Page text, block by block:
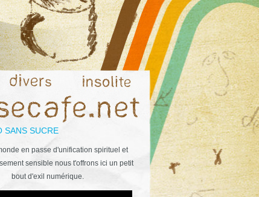
SANS SUCRE
en passe d'unification spirituel et
sensible nous t'offrons ici un petit
bout d'exil numérique.